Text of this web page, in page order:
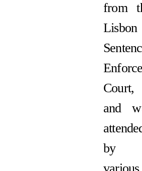
from
Lisbon
Court,
and
by